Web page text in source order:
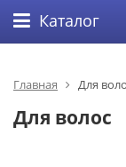
Каталог
Главная Для
Для волос